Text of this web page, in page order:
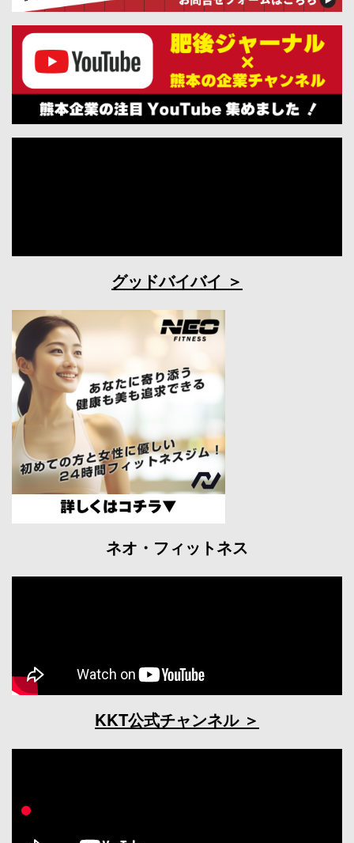
グッドバイバイ
ネオ・フィットネス
KKT公式チャンネル